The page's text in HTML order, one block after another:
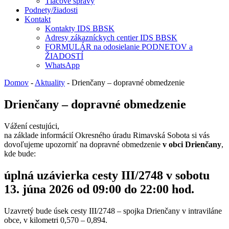
Podnety/žiadosti
Kontakt
Kontakty IDS BBSK
Adresy zákazníckych centier IDS BBSK
FORMULÁR na odosielanie PODNETOV a
ŽIADOSTÍ
WhatsApp
Domov - Aktuality - Drienčany – dopravné obmedzenie
Drienčany – dopravné obmedzenie
Vážení cestujúci,
na základe informácií Okresného úradu Rimavská Sobota si vás
dovoľujeme upozorniť na dopravné obmedzenie v obci Drienčany,
kde bude:
úplná uzávierka cesty III/2748 v sobotu
13. júna 2026 od 09:00 do 22:00 hod.
Uzavretý bude úsek cesty III/2748 – spojka Drienčany v intraviláne
obce, v kilometri 0,570 – 0,894.